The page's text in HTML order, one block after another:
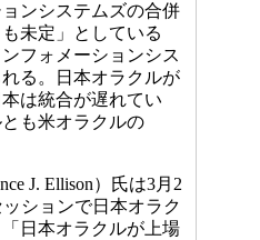
ンシステムズの合併
未定」としている
フォメーションシス
る。日本オラクルが
は統合が遅れてい
も米オラクルの
J. Ellison）氏は3月2
ッションで日本オラク
日本オラクルが上場